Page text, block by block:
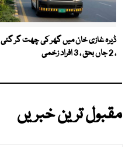
ڈیرہ غازی خان میں گھر کی چھت گر گئی
، 2 جاں بحق ، 3 افراد زخمی
مقبول ترین خبریں